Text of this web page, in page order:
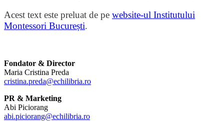
Acest text este preluat de pe website-ul Institutului
Montessori București.
Fondator & Director
Maria Cristina Preda
cristina.preda@echilibria.ro
PR & Marketing
Abi Piciorang
abi.piciorang@echilibria.ro